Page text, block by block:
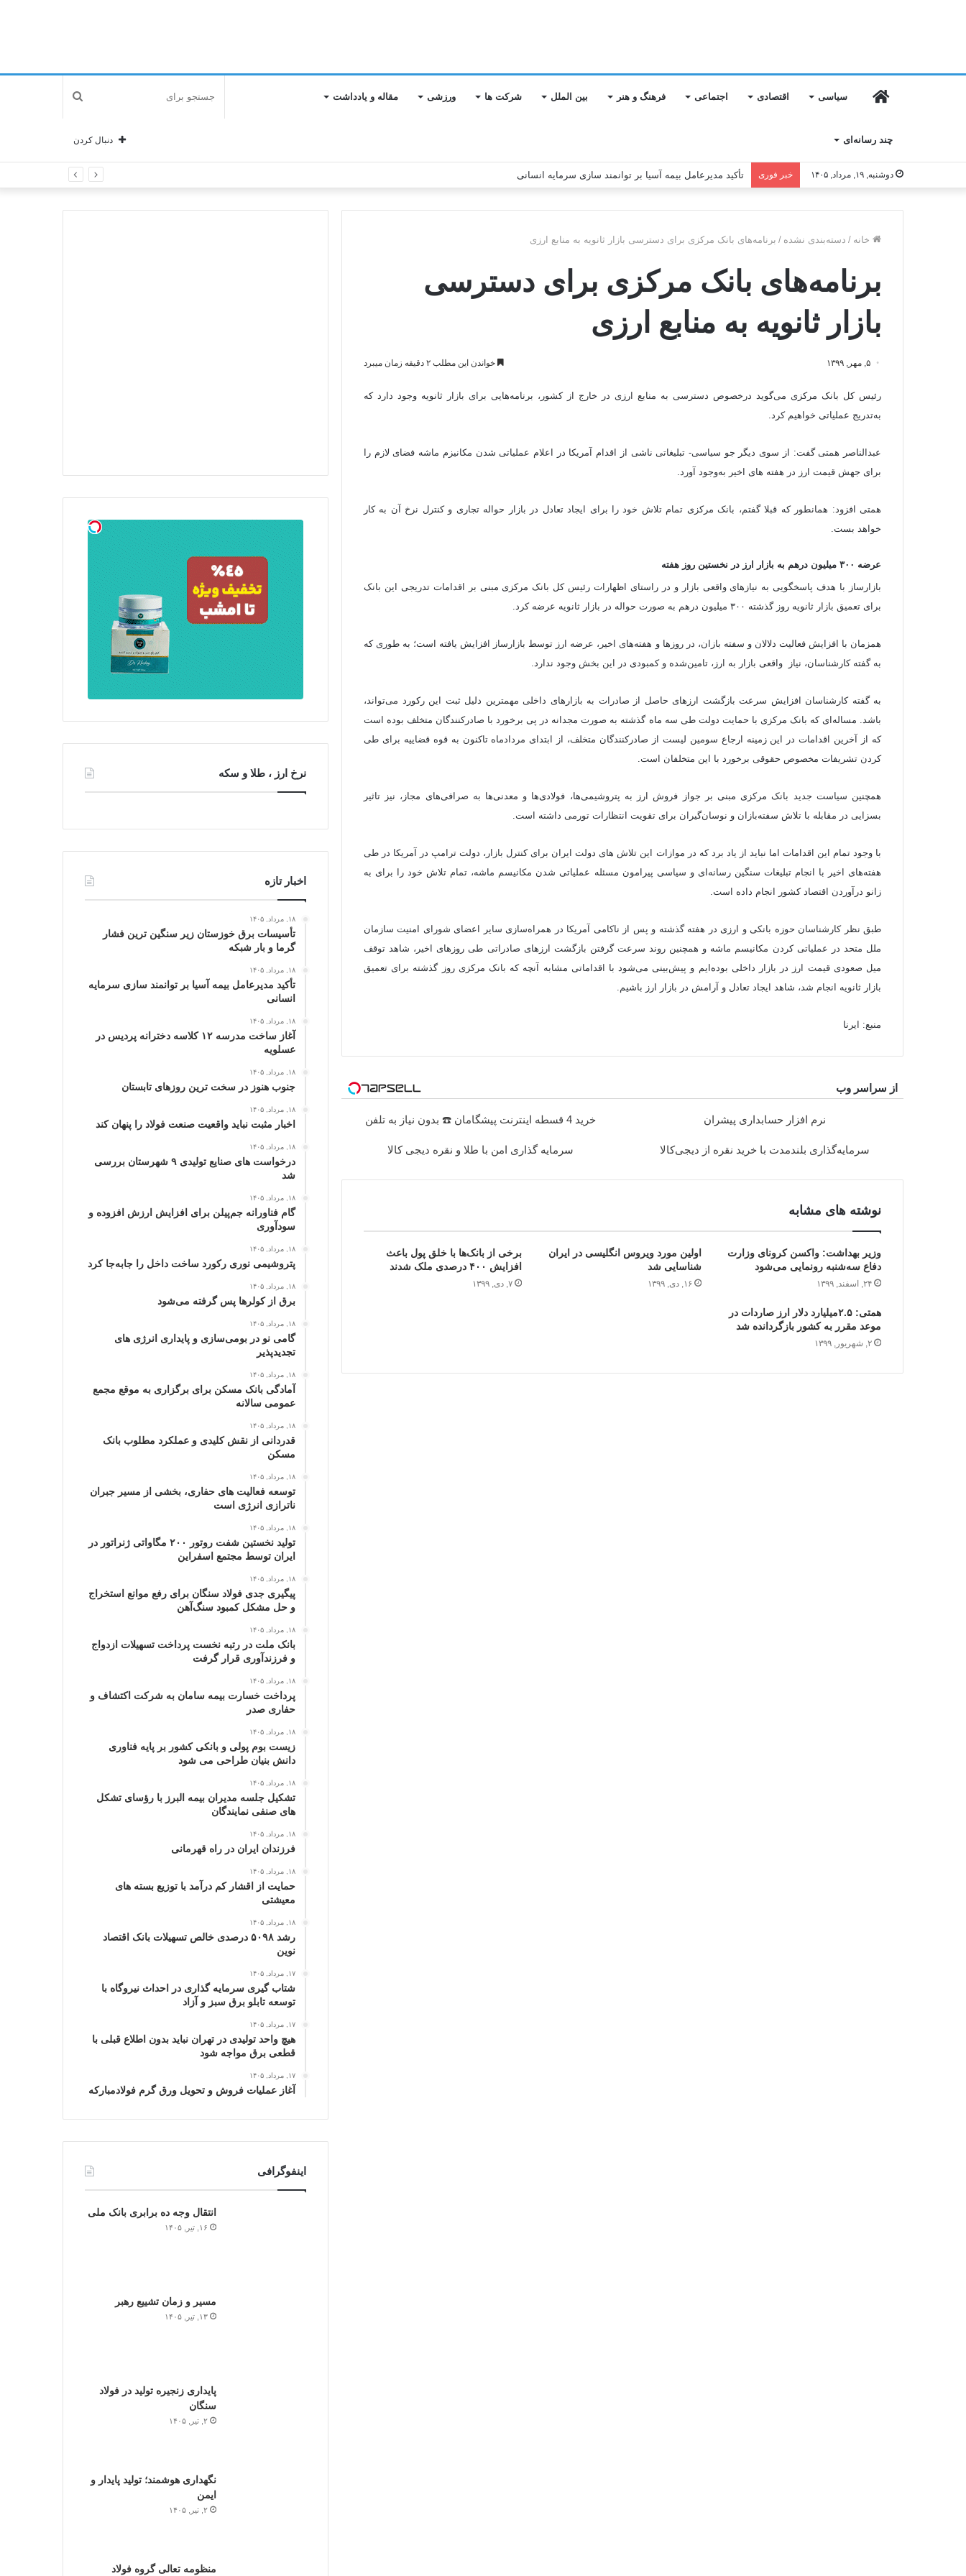
سیاسی اقتصادی اجتماعی فرهنگ و هنر بین الملل شرکت ها ورزشی مقاله و یادداشت
چند رسانه‌ای دنبال کردن
دوشنبه, ۱۹, مرداد, ۱۴۰۵ خبر فوری آغاز ساخت مدرسه ۱۲ کلاسه دخترانه پردیس در عسلویه
خانه / دسته‌بندی نشده / برنامه‌های بانک مرکزی برای دسترسی بازار ثانویه به منابع ارزی
برنامه‌های بانک مرکزی برای دسترسی
بازار ثانویه به منابع ارزی
۵, مهر, ۱۳۹۹ خواندن این مطلب ۲ دقیقه زمان میبرد
رئیس کل بانک مرکزی می‌گوید درخصوص دسترسی به منابع ارزی در خارج از کشور، برنامه‌هایی برای بازار ثانویه وجود دارد که
به‌تدریج عملیاتی خواهیم کرد.
عبدالناصر همتی گفت: از سوی دیگر جو سیاسی- تبلیغاتی ناشی از اقدام آمریکا در اعلام عملیاتی شدن مکانیزم ماشه فضای لازم را
برای جهش قیمت ارز در هفته های اخیر به‌وجود آورد.
همتی افزود: همانطور که قبلا گفتم، بانک مرکزی تمام تلاش خود را برای ایجاد تعادل در بازار حواله تجاری و کنترل نرخ آن به کار
خواهد بست.
عرضه ۳۰۰ میلیون درهم به بازار ارز در نخستین روز هفته
بازارساز با هدف پاسخگویی به نیازهای واقعی بازار و در راستای اظهارات رئیس کل بانک مرکزی مبنی بر اقدامات تدریجی این بانک
برای تعمیق بازار ثانویه روز گذشته ۳۰۰ میلیون درهم به صورت حواله در بازار ثانویه عرضه کرد.
همزمان با افزایش فعالیت دلالان و سفته بازان، در روزها و هفته‌های اخیر، عرضه ارز توسط بازارساز افزایش یافته است؛ به طوری که
به گفته کارشناسان، نیاز واقعی بازار به ارز، تامین‌شده و کمبودی در این بخش وجود ندارد.
به گفته کارشناسان افزایش سرعت بازگشت ارزهای حاصل از صادرات به بازارهای داخلی مهمترین دلیل ثبت این رکورد می‌تواند،
باشد. مساله‌ای که بانک مرکزی با حمایت دولت طی سه ماه گذشته به صورت مجدانه در پی برخورد با صادرکنندگان متخلف بوده است
که از آخرین اقدامات در این زمینه ارجاع سومین لیست از صادرکنندگان متخلف، از ابتدای مردادماه تاکنون به قوه قضاییه برای طی
کردن تشریفات مخصوص حقوقی برخورد با این متخلفان است.
همچنین سیاست جدید بانک مرکزی مبنی بر جواز فروش ارز به پتروشیمی‌ها، فولادی‌ها و معدنی‌ها به صرافی‌های مجاز، نیز تاثیر
بسزایی در مقابله با تلاش سفته‌بازان و نوسان‌گیران برای تقویت انتظارات تورمی داشته است.
با وجود تمام این اقدامات اما نباید از یاد برد که در موازات این تلاش های دولت ایران برای کنترل بازار، دولت ترامپ در آمریکا در طی
هفته‌های اخیر با انجام تبلیغات سنگین رسانه‌ای و سیاسی پیرامون مسئله عملیاتی شدن مکانیسم ماشه، تمام تلاش خود را برای به
زانو درآوردن اقتصاد کشور انجام داده است.
طبق نظر کارشناسان حوزه بانکی و ارزی در هفته گذشته و پس از ناکامی آمریکا در همراه‌سازی سایر اعضای شورای امنیت سازمان
ملل متحد در عملیاتی کردن مکانیسم ماشه و همچنین روند سرعت گرفتن بازگشت ارزهای صادراتی طی روزهای اخیر، شاهد توقف
میل صعودی قیمت ارز در بازار داخلی بوده‌ایم و پیش‌بینی می‌شود با اقداماتی مشابه آنچه که بانک مرکزی روز گذشته برای تعمیق
بازار ثانویه انجام شد، شاهد ایجاد تعادل و آرامش در بازار ارز باشیم.
منبع: ایرنا
از سراسر وب
نرم افزار حسابداری پیشران خرید 4 قسطه اینترنت پیشگامان ☎️ بدون نیاز به تلفن
سرمایه‌گذاری بلندمدت با خرید نقره از دیجی‌کالا سرمایه گذاری امن با طلا و نقره دیجی کالا
نوشته های مشابه
وزیر بهداشت: واکسن کرونای وزارت
دفاع سه‌شنبه رونمایی می‌شود
۲۴, اسفند, ۱۳۹۹
اولین مورد ویروس انگلیسی در ایران
شناسایی شد
۱۶, دی, ۱۳۹۹
برخی از بانک‌ها با خلق پول باعث
افزایش ۴۰۰ درصدی ملک شدند
۷, دی, ۱۳۹۹
همتی: ۲.۵میلیارد دلار ارز صاردات در
موعد مقرر به کشور بازگردانده شد
۲, شهریور, ۱۳۹۹
نرخ ارز ، طلا و سکه
اخبار تازه
۱۸, مرداد, ۱۴۰۵
تأسیسات برق خوزستان زیر سنگین‌ ترین فشار
گرما و بار شبکه
۱۸, مرداد, ۱۴۰۵
تأکید مدیرعامل بیمه آسیا بر توانمند سازی سرمایه
انسانی
۱۸, مرداد, ۱۴۰۵
آغاز ساخت مدرسه ۱۲ کلاسه دخترانه پردیس در
عسلویه
۱۸, مرداد, ۱۴۰۵
جنوب هنوز در سخت‌ ترین روزهای تابستان
۱۸, مرداد, ۱۴۰۵
اخبار مثبت نباید واقعیت صنعت فولاد را پنهان کند
۱۸, مرداد, ۱۴۰۵
درخواست‌ های صنایع تولیدی ۹ شهرستان بررسی
شد
۱۸, مرداد, ۱۴۰۵
گام فناورانه جم‌پیلن برای افزایش ارزش افزوده و
سودآوری
۱۸, مرداد, ۱۴۰۵
پتروشیمی نوری رکورد ساخت داخل را جابه‌جا کرد
۱۸, مرداد, ۱۴۰۵
برق از کولرها پس گرفته می‌شود
۱۸, مرداد, ۱۴۰۵
گامی نو در بومی‌سازی و پایداری انرژی‌ های
تجدیدپذیر
۱۸, مرداد, ۱۴۰۵
آمادگی بانک مسکن برای برگزاری به موقع مجمع
عمومی سالانه
۱۸, مرداد, ۱۴۰۵
قدردانی از نقش کلیدی و عملکرد مطلوب بانک
مسکن
۱۸, مرداد, ۱۴۰۵
توسعه فعالیت‌ های حفاری، بخشی از مسیر جبران
ناترازی انرژی است
۱۸, مرداد, ۱۴۰۵
تولید نخستین شفت روتور ۲۰۰ مگاواتی ژنراتور در
ایران توسط مجتمع اسفراین
۱۸, مرداد, ۱۴۰۵
پیگیری جدی فولاد سنگان برای رفع موانع استخراج
و حل مشکل کمبود سنگ‌آهن
۱۸, مرداد, ۱۴۰۵
بانک ملت در رتبه نخست پرداخت تسهیلات ازدواج
و فرزندآوری قرار گرفت
۱۸, مرداد, ۱۴۰۵
پرداخت خسارت بیمه سامان به شرکت اکتشاف و
حفاری صدر
۱۸, مرداد, ۱۴۰۵
زیست بوم پولی و بانکی کشور بر پایه فناوری
دانش بنیان طراحی می شود
۱۸, مرداد, ۱۴۰۵
تشکیل جلسه مدیران بیمه البرز با رؤسای تشکل
های صنفی نمایندگان
۱۸, مرداد, ۱۴۰۵
فرزندان ایران در راه قهرمانی
۱۸, مرداد, ۱۴۰۵
حمایت از اقشار کم‌ درآمد با توزیع بسته‌ های
معیشتی
۱۸, مرداد, ۱۴۰۵
رشد ۵۰۹۸ درصدی خالص تسهیلات بانک اقتصاد
نوین
۱۷, مرداد, ۱۴۰۵
شتاب گیری سرمایه گذاری در احداث نیروگاه با
توسعه تابلو برق سبز و آزاد
۱۷, مرداد, ۱۴۰۵
هیچ واحد تولیدی در تهران نباید بدون اطلاع قبلی با
قطعی برق مواجه شود
۱۷, مرداد, ۱۴۰۵
آغاز عملیات فروش و تحویل ورق گرم فولادمبارکه
اینفوگرافی
انتقال وجه ده برابری بانک ملی
۱۶, تیر, ۱۴۰۵
مسیر و زمان تشییع رهبر
۱۳, تیر, ۱۴۰۵
پایداری زنجیره تولید در فولاد
سنگان
۲, تیر, ۱۴۰۵
نگهداری هوشمند؛ تولید پایدار و
ایمن
۲, تیر, ۱۴۰۵
منظومه تعالی گروه فولاد